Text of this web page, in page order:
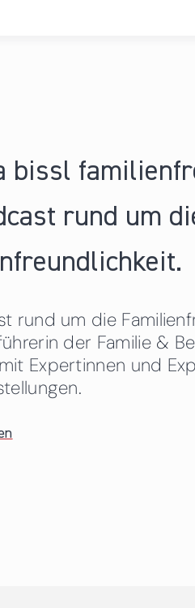
bissl
rund um
rund um die
der Familie &
Expertinnen und